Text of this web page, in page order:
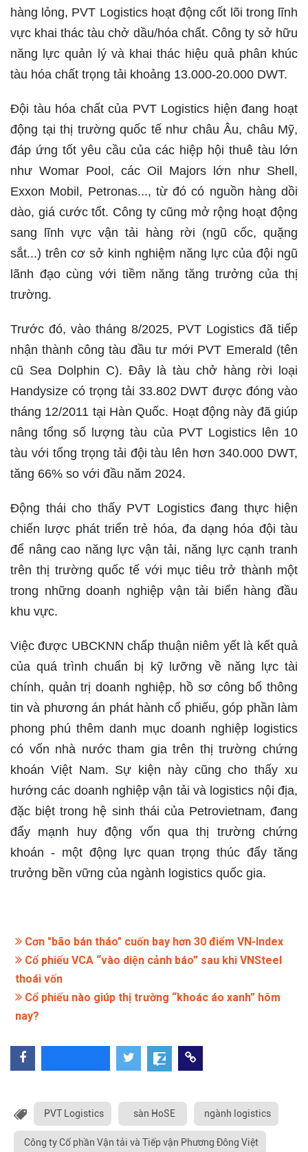
hàng lỏng, PVT Logistics hoạt động cốt lõi trong lĩnh
vực khai thác tàu chở dầu/hóa chất. Công ty sở hữu
năng lực quản lý và khai thác hiệu quả phân khúc
tàu hóa chất trọng tải khoảng 13.000-20.000 DWT.
Đội tàu hóa chất của PVT Logistics hiện đang hoạt
động tại thị trường quốc tế như châu Âu, châu Mỹ,
đáp ứng tốt yêu cầu của các hiệp hội thuê tàu lớn
như Womar Pool, các Oil Majors lớn như Shell,
Exxon Mobil, Petronas..., từ đó có nguồn hàng dồi
dào, giá cước tốt. Công ty cũng mở rộng hoạt động
sang lĩnh vực vận tải hàng rời (ngũ cốc, quặng
sắt...) trên cơ sở kinh nghiệm năng lực của đội ngũ
lãnh đạo cùng với tiềm năng tăng trưởng của thị
trường.
Trước đó, vào tháng 8/2025, PVT Logistics đã tiếp
nhận thành công tàu đầu tư mới PVT Emerald (tên
cũ Sea Dolphin C). Đây là tàu chở hàng rời loại
Handysize có trọng tải 33.802 DWT được đóng vào
tháng 12/2011 tại Hàn Quốc. Hoạt động này đã giúp
nâng tổng số lượng tàu của PVT Logistics lên 10
tàu với tổng trọng tải đội tàu lên hơn 340.000 DWT,
tăng 66% so với đầu năm 2024.
Động thái cho thấy PVT Logistics đang thực hiện
chiến lược phát triển trẻ hóa, đa dạng hóa đội tàu
để nâng cao năng lực vận tải, năng lực cạnh tranh
trên thị trường quốc tế với mục tiêu trở thành một
trong những doanh nghiệp vận tải biển hàng đầu
khu vực.
Việc được UBCKNN chấp thuận niêm yết là kết quả
của quá trình chuẩn bị kỹ lưỡng về năng lực tài
chính, quản trị doanh nghiệp, hồ sơ công bố thông
tin và phương án phát hành cổ phiếu, góp phần làm
phong phú thêm danh mục doanh nghiệp logistics
có vốn nhà nước tham gia trên thị trường chứng
khoán Việt Nam. Sự kiện này cũng cho thấy xu
hướng các doanh nghiệp vận tải và logistics nội địa,
đặc biệt trong hệ sinh thái của Petrovietnam, đang
đẩy mạnh huy động vốn qua thị trường chứng
khoán - một động lực quan trọng thúc đẩy tăng
trưởng bền vững của ngành logistics quốc gia.
Cơn "bão bán tháo" cuốn bay hơn 30 điểm VN-Index
Cổ phiếu VCA “vào diện cảnh báo” sau khi VNSteel
thoái vốn
Cổ phiếu nào giúp thị trường “khoác áo xanh” hôm
nay?
PVT Logistics sàn HoSE ngành logistics
Công ty Cổ phần Vận tải và Tiếp vận Phương Đông Việt